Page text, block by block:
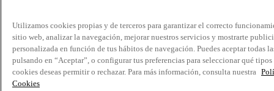
Utilizamos cookies propias y de terceros para garantizar el correcto
sitio web, analizar la navegación, mejorar nuestros servicios y mostrarte
personalizada en función de tus hábitos de navegación. Puedes aceptar todas
pulsando en “Aceptar”, o configurar tus preferencias para seleccionar qué tipos
cookies deseas permitir o rechazar. Para más información, consulta nuestra
Cookies